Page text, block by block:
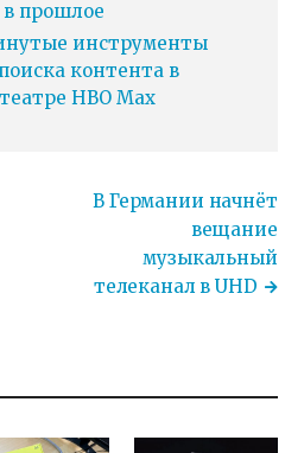
прошлое
инструменты
контента в
HBO Max
В Германии начнёт
вещание
музыкальный
телеканал в UHD